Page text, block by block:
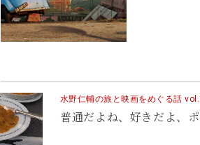
水野仁輔の旅と映画をめぐる話
普通だよね、好きだよ、